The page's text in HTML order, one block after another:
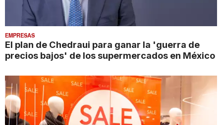
EMPRESAS
El plan de Chedraui para ganar la 'guerra de
precios bajos' de los supermercados en México